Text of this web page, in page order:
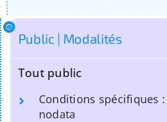
Public | Modalités
Tout public
Conditions spécifiques :
nodata